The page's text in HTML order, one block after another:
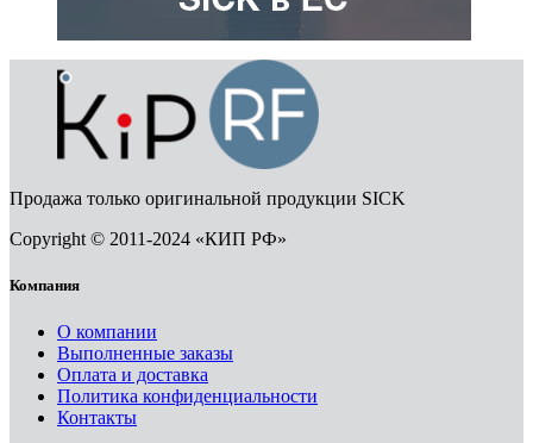
Продажа только оригинальной продукции SICK
Copyright © 2011-2024 «КИП РФ»
Компания
О компании
Выполненные заказы
Оплата и доставка
Политика конфиденциальности
Контакты